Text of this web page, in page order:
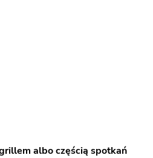
albo częścią spotkań